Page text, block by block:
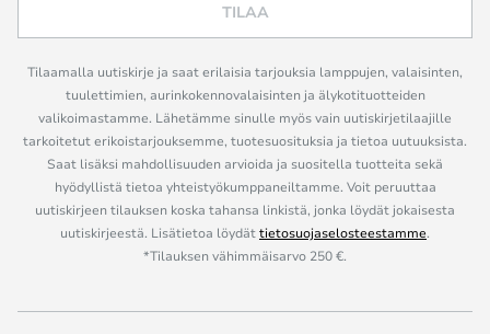
TILAA
Tilaamalla uutiskirje ja saat erilaisia tarjouksia lamppujen, valaisinten,
tuulettimien, aurinkokennovalaisinten ja älykotituotteiden
valikoimastamme. Lähetämme sinulle myös vain uutiskirjetilaajille
tarkoitetut erikoistarjouksemme, tuotesuosituksia ja tietoa uutuuksista.
Saat lisäksi mahdollisuuden arvioida ja suositella tuotteita sekä
hyödyllistä tietoa yhteistyökumppaneiltamme. Voit peruuttaa
uutiskirjeen tilauksen koska tahansa linkistä, jonka löydät jokaisesta
uutiskirjeestä. Lisätietoa löydättietosuojaselosteestamme.
*Tilauksen vähimmäisarvo 250 €.